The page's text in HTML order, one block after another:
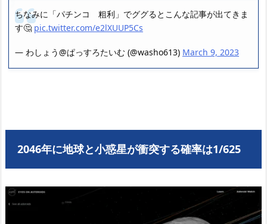
ちなみに「パチンコ 粗利」でググるとこんな記事が出てきま
す🤔 pic.twitter.com/e2lXUUP5Cs
— わしょう@ぱっすろたいむ (@washo613) March 9, 2023
2046年に地球と小惑星が衝突する確率は1/625